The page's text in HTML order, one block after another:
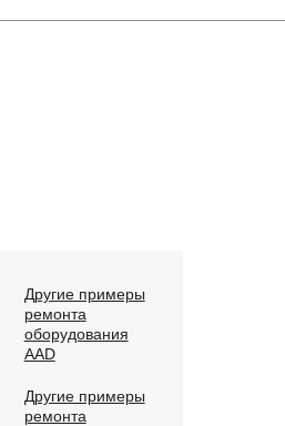
Другие примеры
ремонта
оборудования
AAD
Другие примеры
ремонта